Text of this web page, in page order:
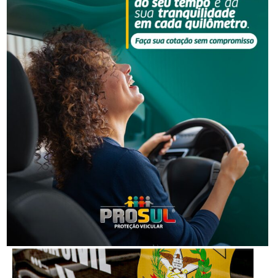
Suspeito tenta fugir da PM, descarta pochete com
arma e acaba preso em Laguna
Segurança
Operação da PM desarticula desmanche
clandestino de carro em SC